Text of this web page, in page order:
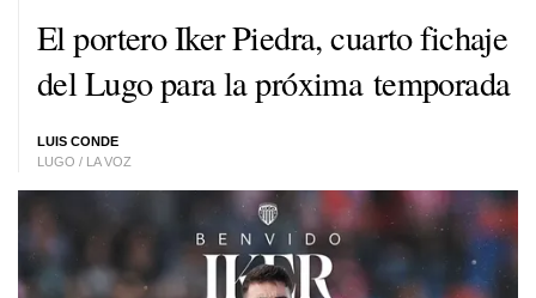
El portero Iker Piedra, cuarto fichaje
del Lugo para la próxima temporada
LUIS CONDE
LUGO / LA VOZ